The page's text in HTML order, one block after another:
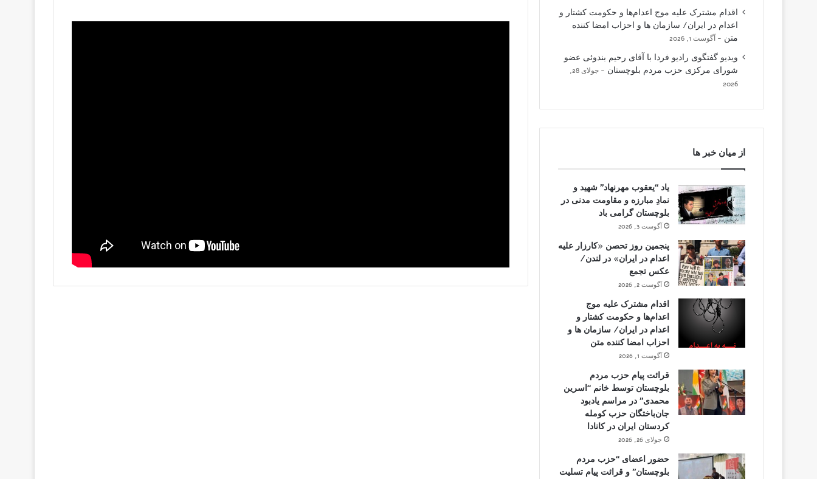
اقدام مشترک علیه موج اعدام‌ها و حکومت کشتار و
اعدام در ایران/ سازمان ها و احزاب امضا کننده
متن
آگوست 1, 2026
ویدیو گفتگوی رادیو فردا با آقای رحیم بندوئی عضو
شورای مرکزی حزب مردم بلوچستان
جولای 28,
2026
از میان خبر ها
یاد “یعقوب مهرنهاد” شهید و
نمادِ مبارزه و مقاومت مدنی در
بلوچستان گرامی باد
آگوست 3, 2026
پنجمین روز تحصن «کارزار علیه
اعدام در ایران» در لندن/
عکس تجمع
آگوست 2, 2026
اقدام مشترک علیه موج
اعدام‌ها و حکومت کشتار و
اعدام در ایران/ سازمان ها و
احزاب امضا کننده متن
آگوست 1, 2026
قرائت پیام حزب مردم
بلوچستان توسط خانم “اسرین
محمدی” در مراسم یادبود
جان‌باختگان حزب کومله
کردستان ایران در کانادا
جولای 26, 2026
حضور اعضای “حزب مردم
بلوچستان” و قرائت پیام تسلیت